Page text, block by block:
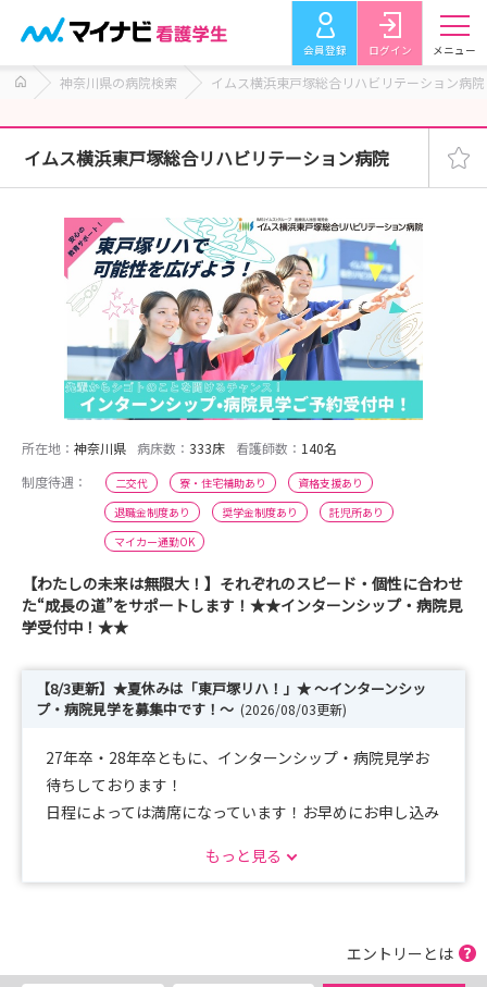
会員登録 ログイン メニュー
神奈川県の病院検索 イムス横浜東戸塚総合リハビリテーション病院
イムス横浜東戸塚総合リハビリテーション病院
所在地： 神奈川県 病床数： 333床 看護師数： 140名
制度待遇：
二交代 寮・住宅補助あり
資格支援あり
退職金制度あり
奨学金制度あり
託児所あり
マイカー通勤OK
【わたしの未来は無限大！】それぞれのスピード・個性に合わせ
た“成長の道”をサポートします！★★インターンシップ・病院見
学受付中！★★
【8/3更新】★夏休みは「東戸塚リハ！」★ ～インターンシッ
プ・病院見学を募集中です！～ (2026/08/03更新)
27年卒・28年卒ともに、インターンシップ・病院見学お
待ちしております！
日程によっては満席になっています！お早めにお申し込み
※公開している日程でご予定が合わない場合には個別相談
■採用試験（2027年3月卒業者対象）
もっと見る
エントリーとは